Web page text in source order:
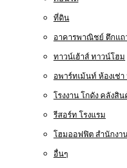
ที่ดิน
อาคารพาณิชย์ ตึกแถ
ทาวน์เฮ้าส์ ทาวน์โฮม
อพาร์ทเม้นท์ ห้องเช่
โรงงาน โกดัง คลังสิน
รีสอร์ท โรงแรม
โฮมออฟฟิต สำนักงา
อื่นๆ